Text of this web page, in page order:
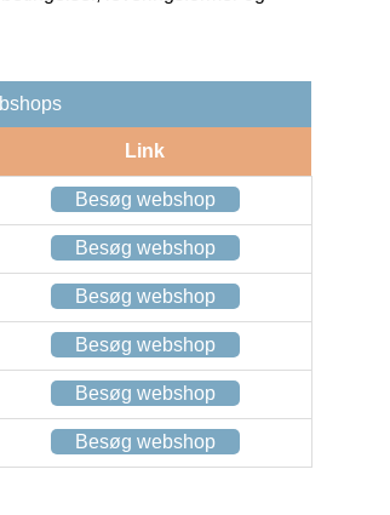
Link
Besøg webshop
Besøg webshop
Besøg webshop
Besøg webshop
Besøg webshop
Besøg webshop